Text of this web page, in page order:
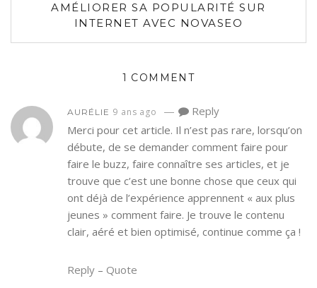
AMÉLIORER SA POPULARITÉ SUR
INTERNET AVEC NOVASEO
1 COMMENT
AURÉLIE 9 ans ago —
Reply
Merci pour cet article. Il n’est pas rare, lorsqu’on
débute, de se demander comment faire pour
faire le buzz, faire connaître ses articles, et je
trouve que c’est une bonne chose que ceux qui
ont déjà de l’expérience apprennent « aux plus
jeunes » comment faire. Je trouve le contenu
clair, aéré et bien optimisé, continue comme ça !
Reply – Quote